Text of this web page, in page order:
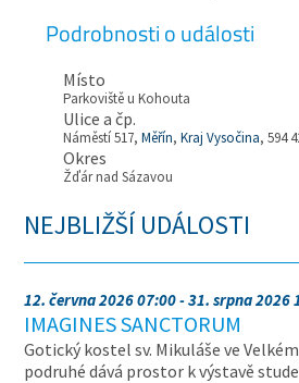
Podrobnosti o události
Místo
Parkoviště u Kohouta
Ulice a čp.
Náměstí 517,Měřín,Kraj Vysočina, 594
Okres
Žďár nad Sázavou
NEJBLIŽŠÍ UDÁLOSTI
12. června 2026 07:00 - 31. srpna 2026
IMAGINES SANCTORUM
Gotický kostel sv. Mikuláše ve
podruhé dává prostor k výstavě